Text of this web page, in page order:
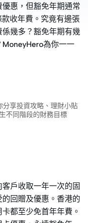
惠，但豁免年期通常
收年費。究竟有邊張
幾多？豁免年期有幾
為你一一
惠，但豁免年期通常
收年費。究竟有邊張
幾多？豁免年期有幾
為你一一
享投資攻略、理財小貼
不同階段的財務目標
戶收取一年一次的固
回贈及優惠。香港的
都至少免首年年費。